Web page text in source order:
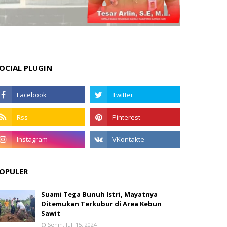
PLUGIN
Suami Tega Bunuh Istri, Mayatnya
Ditemukan Terkubur di Area Kebun
Sawit
Senin, Juli 15, 2024